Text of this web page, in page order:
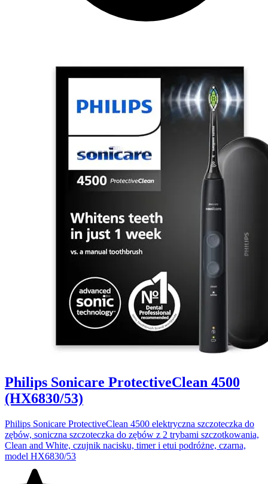
Philips Sonicare ProtectiveClean 4500
(HX6830/53)
Philips Sonicare ProtectiveClean 4500 elektryczna szczoteczka do
zębów, soniczna szczoteczka do zębów z 2 trybami szczotkowania,
Clean and White, czujnik nacisku, timer i etui podróżne, czarna,
model HX6830/53